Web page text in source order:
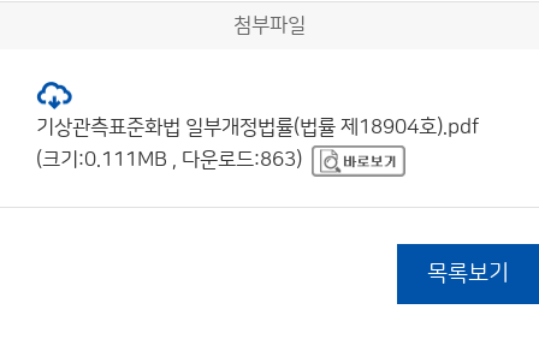
첨부파일
기상관측표준화법 일부개정법률(법률 제18904호).pdf
(크기:0.111MB , 다운로드:863)
목록보기